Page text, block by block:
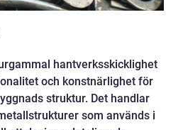
hantverksskicklighet
och konstnärlighet för
struktur. Det handlar
som används i